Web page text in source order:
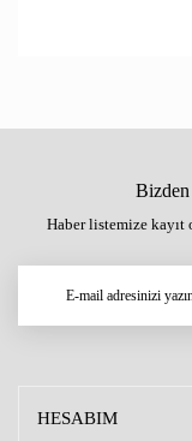
Haber listemize
HESABIM